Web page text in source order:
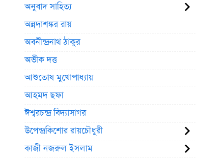
অনুবাদ সাহিত্য
অন্নদাশঙ্কর রায়
অবনীন্দ্রনাথ ঠাকুর
অভীক দত্ত
আশুতোষ মুখোপাধ্যায়
আহমদ ছফা
ঈশ্বরচন্দ্র বিদ্যাসাগর
উপেন্দ্রকিশোর রায়চৌধুরী
কাজী নজরুল ইসলাম